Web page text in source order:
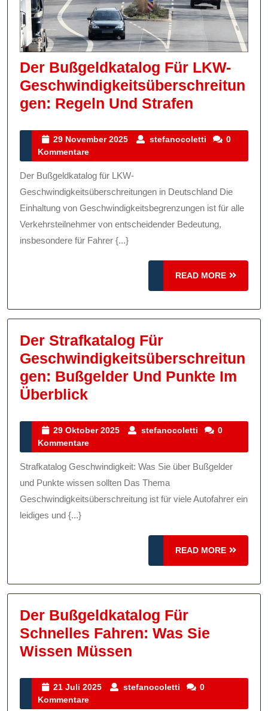
Der Bußgeldkatalog Für LKW-
Geschwindigkeitsüberschreitun
Gen: Regeln Und Strafen
Für
Regeln
Und
Strafen
29 November 2025
29
2025
stefanocoletti stefanocoletti
0
Kommentare
Der Bußgeldkatalog für LKW-
Geschwindigkeitsüberschreitungen in Deutschland Die
Einhaltung von Geschwindigkeitsbegrenzungen ist für alle
Verkehrsteilnehmer von entscheidender Bedeutung,
insbesondere für Fahrer {...}
READ MORE
READ
MORE
Der Strafkatalog Für
Geschwindigkeitsüberschreitun
Gen: Bußgelder Und Punkte Im
ÜberblickDer
Für
Bußgelder
Und
Punkte
Überblick
29 Oktober 2025
29
2025
stefanocoletti stefanocoletti
0
Kommentare
Strafkatalog Geschwindigkeit: Was Sie über Bußgelder
und Punkte wissen sollten Das Thema
Geschwindigkeitsüberschreitung ist für viele Autofahrer ein
leidiges und {...}
READ MORE
READ
MORE
Der Bußgeldkatalog Für
Schnelles Fahren: Was Sie
Wissen Müssen
Für
21 Juli 2025
21
stefanocoletti stefanocoletti
0
Kommentare